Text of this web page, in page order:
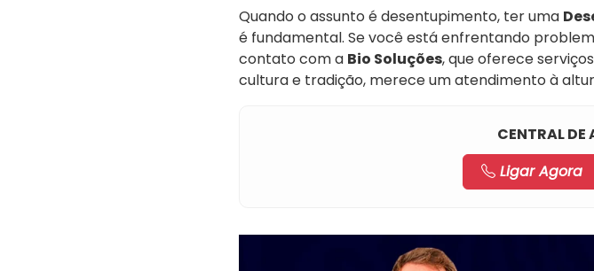
Quando o assunto é desentupimento, ter uma
é fundamental. Se você está enfrentando
contato com a Bio Soluções, que oferece
cultura e tradição, merece um atendimento à
CENTRAL DE
Ligar Agora